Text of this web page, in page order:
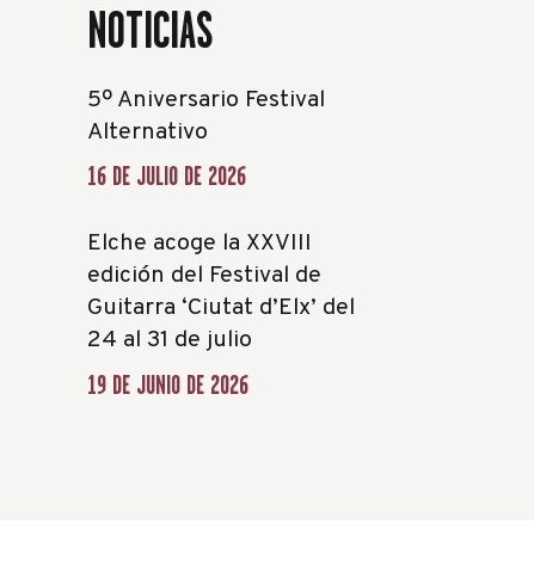
NOTICIAS
5º Aniversario Festival
Alternativo
16 DE JULIO DE 2026
Elche acoge la XXVIII
edición del Festival de
Guitarra ‘Ciutat d’Elx’ del
24 al 31 de julio
19 DE JUNIO DE 2026